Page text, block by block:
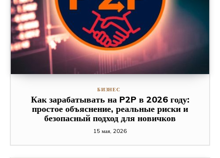
БИЗНЕС
Как зарабатывать на P2P в 2026 году:
простое объяснение, реальные риски и
безопасный подход для новичков
15 мая, 2026